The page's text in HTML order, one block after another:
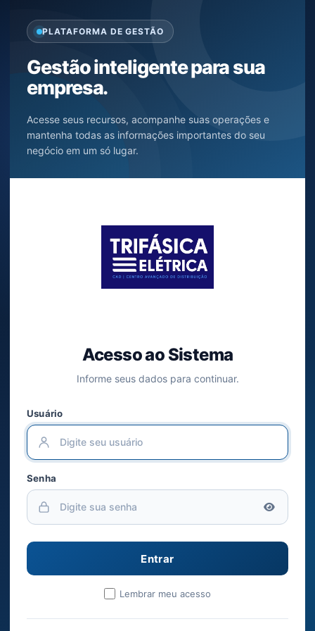
PLATAFORMA DE GESTÃO
Gestão inteligente para sua
empresa.
Acesse seus recursos, acompanhe suas operações e
mantenha todas as informações importantes do seu
negócio em um só lugar.
Acesso ao Sistema
Informe seus dados para continuar.
Usuário
Senha
Lembrar meu acesso